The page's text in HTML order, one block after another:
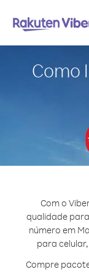
Como
Com o
qualidade
número em
para
Compre